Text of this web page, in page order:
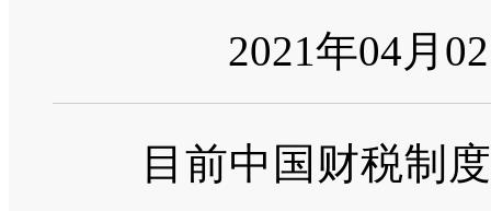
2021年04月
目前中国财税制